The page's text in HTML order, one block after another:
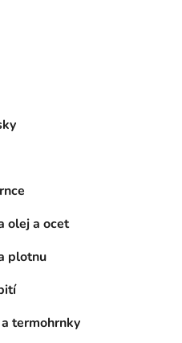
olej a ocet
plotnu
termohrnky